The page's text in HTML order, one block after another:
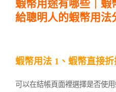
蝦幣用途有哪些｜蝦
給聰明人的蝦幣用法
蝦幣用法 1、蝦幣直接
可以在結帳頁面裡選擇是否使